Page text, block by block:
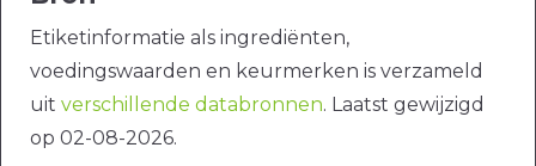
Etiketinformatie als ingrediënten,
voedingswaarden en keurmerken is verzameld
uit verschillende databronnen. Laatst gewijzigd
op 02-08-2026.